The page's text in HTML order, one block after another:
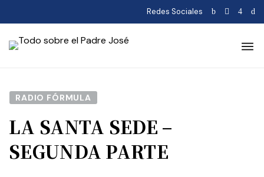
Redes Sociales
RADIO FÓRMULA
LA SANTA SEDE –
SEGUNDA PARTE